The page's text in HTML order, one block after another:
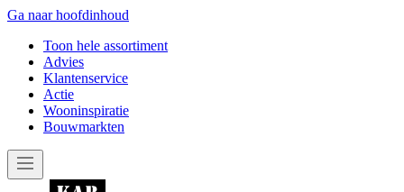
Ga naar hoofdinhoud
Toon hele assortiment
Advies
Klantenservice
Actie
Wooninspiratie
Bouwmarkten